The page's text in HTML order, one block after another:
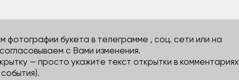
букета в телеграмме , соц. сети или на
с Вами изменения.
— просто укажите текст открытки в комментариях